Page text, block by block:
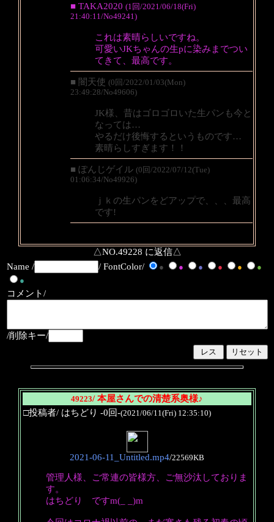
■ TAKA2020 (1回/2021/06/18(Fri)
21:40:11/No49241)
これは素晴らしいですね。
可愛いJKちゃんの生pに染みまでつい
てきて、最高です。
■ 闇天使 (0回/2022/01/03(Mon)
23:49:28/No49606)
JK様、昔はゴロゴロいた生パンも今と
なっては…
やるだけ後悔するというものです…
素晴らしすぎます！！
■ ぽんじゲイル (0回/2022/07/12(Tue)
01:06:34/No49926)
ｊｋの生パンをどアップで、、、最高
です!
△NO.49228 に返信△
Name /
/ FontColor/ ● ● ● ● ●
●
●
コメント/
/削除キー/
49223/ 本屋さんでの清楚系奥様♪
□投稿者/ はちどり -0回-(2021/06/11(Fri) 12:35:10)
2021-06-11_Untitled.mp4/22569KB
管理人様、ご常連の皆様方、ご無沙汰しておりま
す。
はちどり ですm(_ _)m